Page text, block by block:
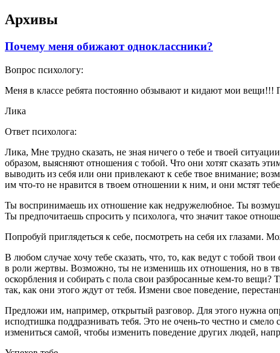
Архивы
Почему меня обижают одноклассники?
Вопрос психологу:
Меня в классе ребята постоянно обзывают и кидают мои вещи!!!
Лика
Ответ психолога:
Лика, Мне трудно сказать, не зная ничего о тебе и твоей
образом, выясняют отношения с тобой. Что они хотят сказать
выводить из себя или они привлекают к себе твое внимание;
им что-то не нравится в твоем отношении к ним, и они мстят тебе
Ты воспринимаешь их отношение как недружелюбное. Ты
Ты предпочитаешь спросить у психолога, что значит такое
Попробуй приглядеться к себе, посмотреть на себя их глазами.
В любом случае хочу тебе сказать, что, то, как ведут с тобой
в роли жертвы. Возможно, ты не изменишь их отношения, но в
оскорбления и собирать с пола свои разбросанные кем-то
так, как они этого ждут от тебя. Измени свое поведение,
Предложи им, например, открытый разговор. Для этого нужна
исподтишка поддразнивать тебя. Это не очень-то честно и
измениться самой, чтобы изменить поведение других людей,